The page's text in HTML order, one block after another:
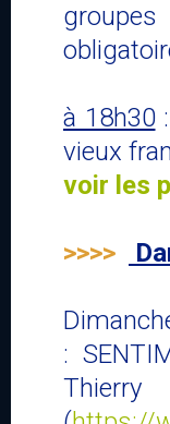
à 18h30:
vieux
voir les
>>>>
: